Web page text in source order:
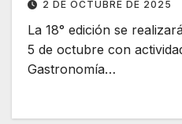
2 DE OCTUBRE DE 2025
La 18° edición se
5 de octubre con
Gastronomía…